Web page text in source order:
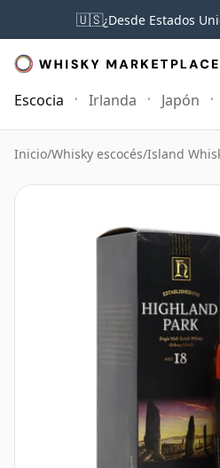
🇺🇸¿Desde Estados
Escocia Irlanda Japón
Inicio/Whisky escocés/Island